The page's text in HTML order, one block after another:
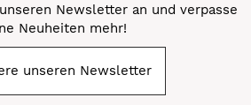
Newsletter an und verpasse
Neuheiten mehr!
unseren Newsletter